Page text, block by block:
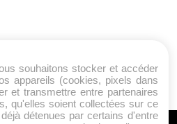
souhaitons stocker et accéder
appareils (cookies, pixels dans
et transmettre entre partenaires
qu'elles soient collectées sur ce
détenues par certains d'entre